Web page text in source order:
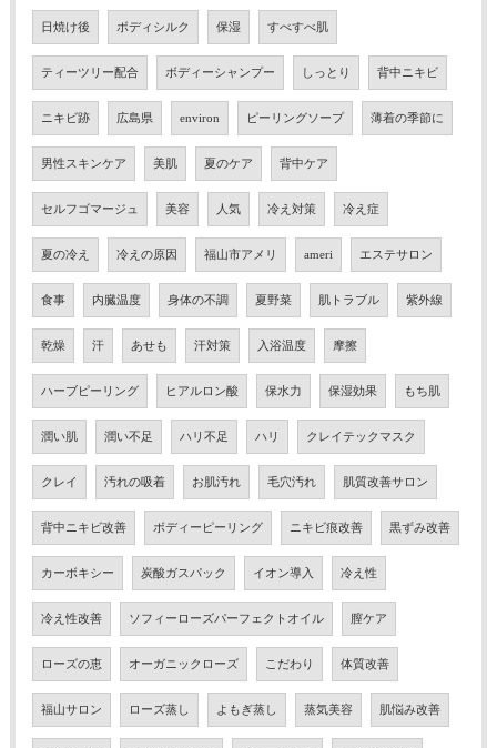
日焼け後 ボディシルク 保湿 すべすべ肌
ティーツリー配合 ボディーシャンプー しっとり 背中ニキビ
ニキビ跡 広島県 environ ピーリングソープ 薄着の季節に
男性スキンケア 美肌 夏のケア 背中ケア
セルフゴマージュ 美容 人気 冷え対策 冷え症
夏の冷え 冷えの原因 福山市アメリ ameri エステサロン
食事 内臓温度 身体の不調 夏野菜 肌トラブル 紫外線
乾燥 汗 あせも 汗対策 入浴温度 摩擦
ハーブピーリング ヒアルロン酸 保水力 保湿効果 もち肌
潤い肌 潤い不足 ハリ不足 ハリ クレイテックマスク
クレイ 汚れの吸着 お肌汚れ 毛穴汚れ 肌質改善サロン
背中ニキビ改善 ボディーピーリング ニキビ痕改善 黒ずみ改善
カーボキシー 炭酸ガスパック イオン導入 冷え性
冷え性改善 ソフィーローズパーフェクトオイル 膣ケア
ローズの恵 オーガニックローズ こだわり 体質改善
福山サロン ローズ蒸し よもぎ蒸し 蒸気美容 肌悩み改善